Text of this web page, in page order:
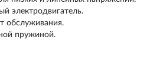
электродвигатель.
обслуживания.
пружиной.